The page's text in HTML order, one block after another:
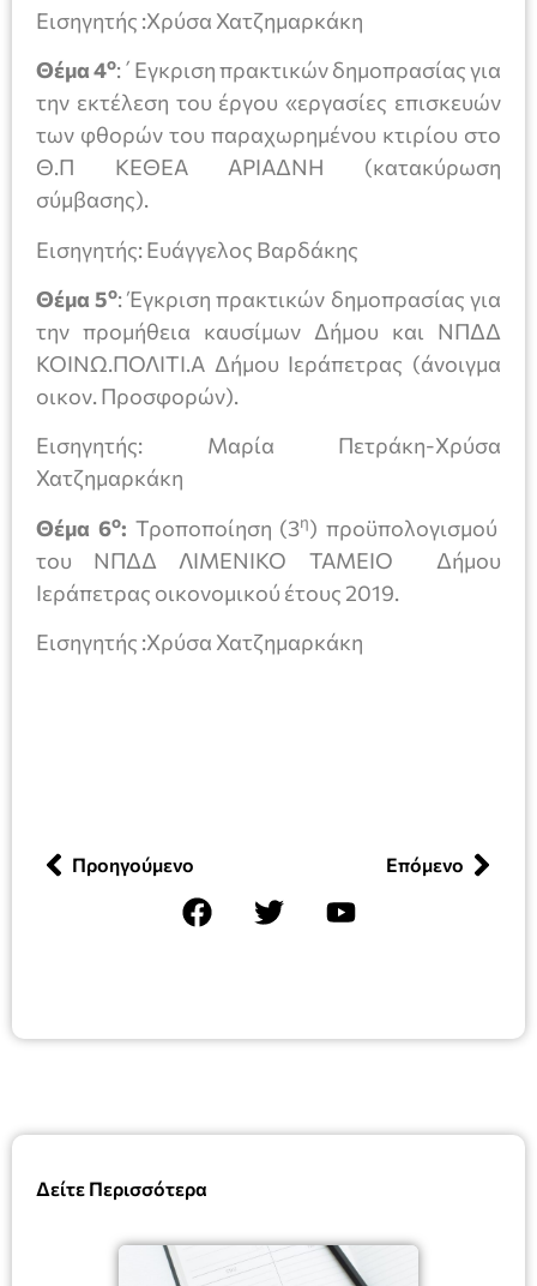
Δείτε Περισσότερα
Εισηγητής :Χρύσα Χατζημαρκάκη
Θέμα 4ο:΄Εγκριση πρακτικών δημοπρασίας για
την εκτέλεση του έργου «εργασίες επισκευών
των φθορών του παραχωρημένου κτιρίου στο
Θ.Π ΚΕΘΕΑ ΑΡΙΑΔΝΗ (κατακύρωση
σύμβασης).
Εισηγητής: Ευάγγελος Βαρδάκης
Θέμα 5ο: Έγκριση πρακτικών δημοπρασίας για
την προμήθεια καυσίμων Δήμου και ΝΠΔΔ
ΚΟΙΝΩ.ΠΟΛΙΤΙ.Α Δήμου Ιεράπετρας (άνοιγμα
οικον. Προσφορών).
Εισηγητής: Μαρία Πετράκη-Χρύσα
Χατζημαρκάκη
Θέμα 6ο: Τροποποίηση (3η) προϋπολογισμού
του ΝΠΔΔ ΛΙΜΕΝΙΚΟ ΤΑΜΕΙΟ Δήμου
Ιεράπετρας οικονομικού έτους 2019.
Εισηγητής :Χρύσα Χατζημαρκάκη
Προηγούμενο Επόμενο